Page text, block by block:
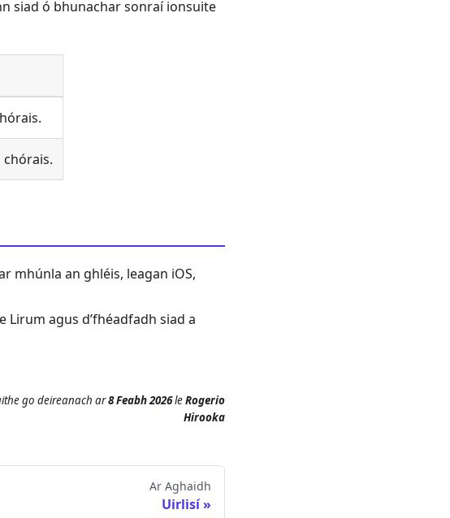
siad ó bhunachar sonraí ionsuite
mhúnla an ghléis, leagan iOS,
agus d’fhéadfadh siad a
go deireanach ar8 Feabh 2026leRogerio
Hirooka
Ar Aghaidh
Uirlisí